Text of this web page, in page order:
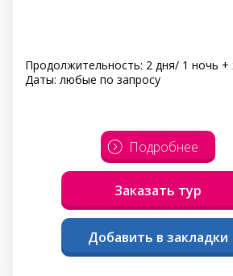
Продолжительность: 2 дня/ 1 ночь
Даты: любые по запросу
Подробнее
Заказать тур
Добавить в закладки